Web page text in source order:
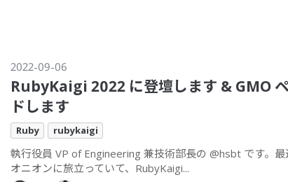
2022-09-06
RubyKaigi 2022 に登壇します & GMO
ドします
Ruby rubykaigi
執行役員 VP of Engineering 兼技術部長の @hsbt です。
オニオンに旅立っていて、RubyKaigi...